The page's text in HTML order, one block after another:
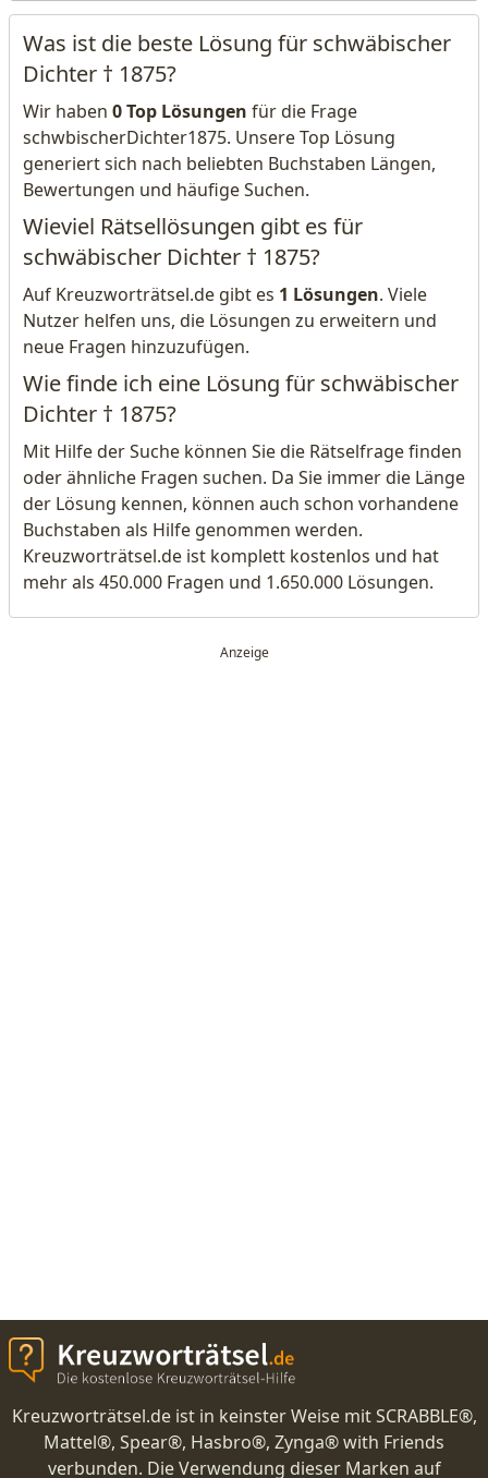
Was ist die beste Lösung für schwäbischer
Dichter † 1875?
Wir haben 0 Top Lösungen für die Frage
schwbischerDichter1875. Unsere Top Lösung
generiert sich nach beliebten Buchstaben Längen,
Bewertungen und häufige Suchen.
Wieviel Rätsellösungen gibt es für
schwäbischer Dichter † 1875?
Auf Kreuzworträtsel.de gibt es 1 Lösungen. Viele
Nutzer helfen uns, die Lösungen zu erweitern und
neue Fragen hinzuzufügen.
Wie finde ich eine Lösung für schwäbischer
Dichter † 1875?
Mit Hilfe der Suche können Sie die Rätselfrage finden
oder ähnliche Fragen suchen. Da Sie immer die Länge
der Lösung kennen, können auch schon vorhandene
Buchstaben als Hilfe genommen werden.
Kreuzworträtsel.de ist komplett kostenlos und hat
mehr als 450.000 Fragen und 1.650.000 Lösungen.
Kreuzworträtsel.de ist in keinster Weise mit SCRABBLE®,
Mattel®, Spear®, Hasbro®, Zynga® with Friends
verbunden. Die Verwendung dieser Marken auf